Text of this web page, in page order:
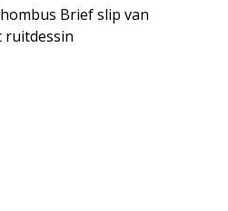
Brief slip van
ruitdessin